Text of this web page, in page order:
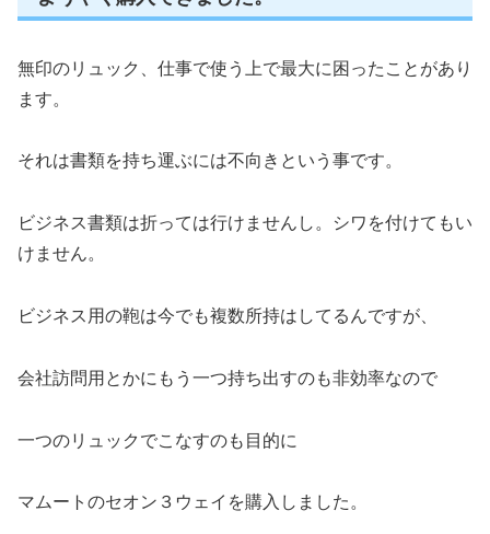
無印のリュック、仕事で使う上で最大に困ったことがあり
ます。
それは書類を持ち運ぶには不向きという事です。
ビジネス書類は折っては行けませんし。シワを付けてもい
けません。
ビジネス用の鞄は今でも複数所持はしてるんですが、
会社訪問用とかにもう一つ持ち出すのも非効率なので
一つのリュックでこなすのも目的に
マムートのセオン３ウェイを購入しました。